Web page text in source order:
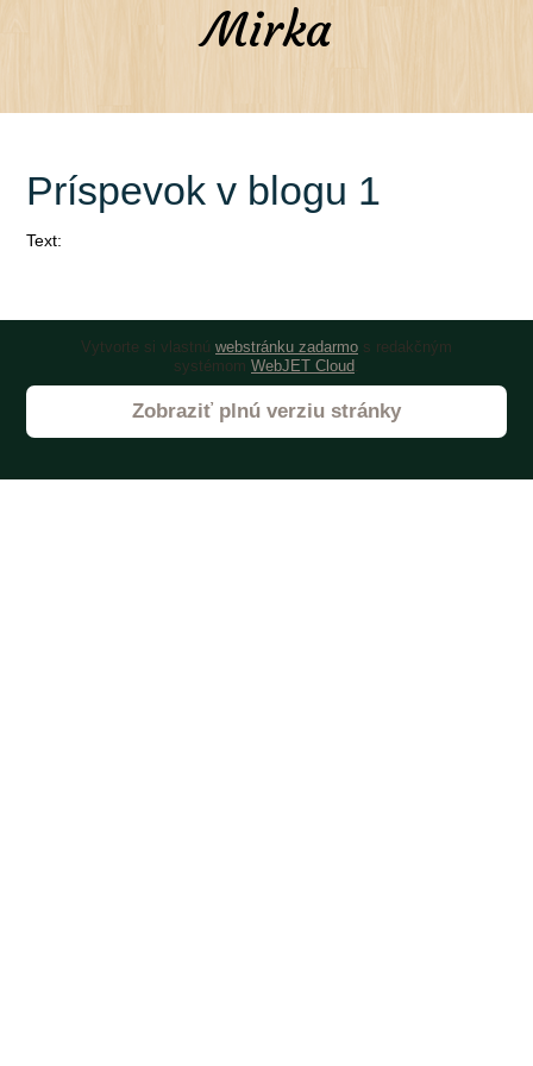
Mirka
Príspevok v blogu 1
Text:
Vytvorte si vlastnú webstránku zadarmo s redakčným
systémom WebJET Cloud.
Zobraziť plnú verziu stránky